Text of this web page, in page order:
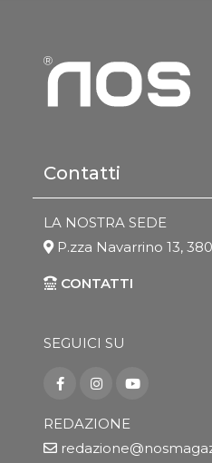
Contatti
LA NOSTRA SEDE
P.zza Navarrino 13,
CONTATTI
SEGUICI SU
REDAZIONE